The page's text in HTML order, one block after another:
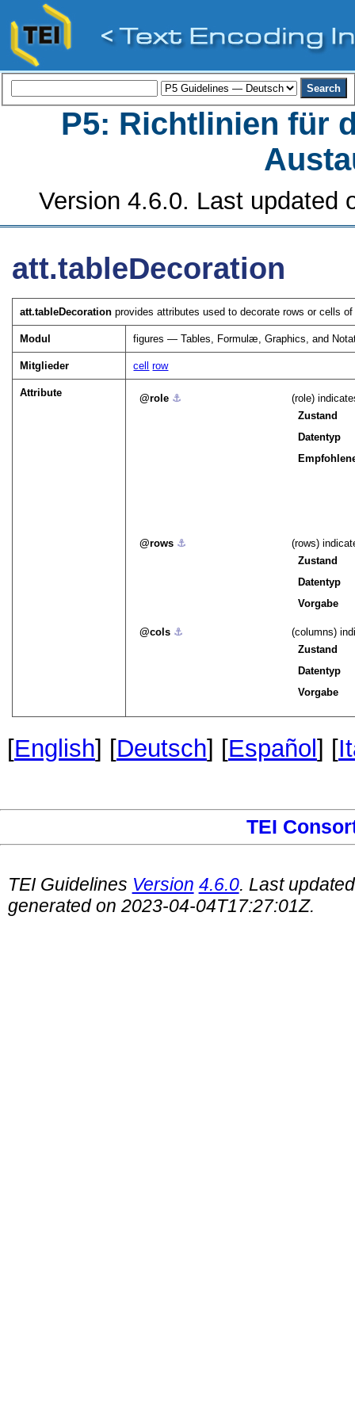
P5: Richtlinien für
Version 4.6.0. Last updated
att.tableDecoration
att.tableDecoration provides attributes used to decorate rows or cells
Modul figures — Tables, Formulæ, Graphics, and
Mitglieder cell row
Attribute role ⚓︎
(role)
Zustand
Datentyp
rows ⚓︎
(rows)
Zustand
Datentyp
Vorgabe
cols ⚓︎
(columns)
Zustand
Datentyp
Vorgabe
[English] [Deutsch] [Español ] [
TEI
TEI Guidelines Version 4.6.0. Last
generated on 2023-04-04T17:27:01Z.